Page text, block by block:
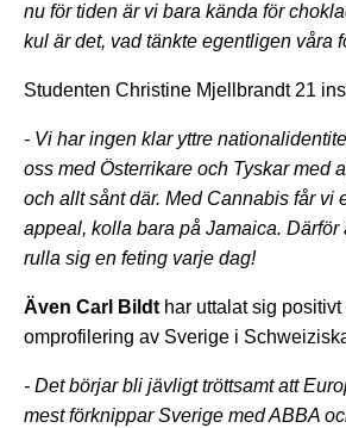
nu för tiden är vi bara kända för
kul är det, vad tänkte egentligen våra
Studenten Christine Mjellbrandt 21
- Vi har ingen klar yttre
oss med Österrikare och Tyskar med
och allt sånt där. Med Cannabis får vi
appeal, kolla bara på Jamaica. Därför
rulla sig en feting varje dag!
Även Carl Bildt har uttalat sig positivt
omprofilering av Sverige i
- Det börjar bli jävligt tröttsamt att
mest förknippar Sverige med ABBA